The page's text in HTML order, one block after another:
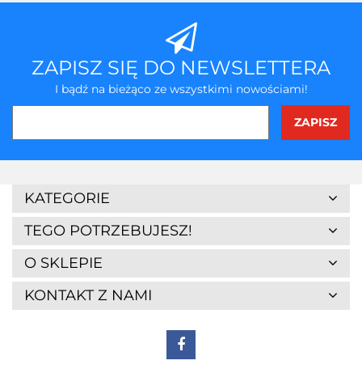
ZAPISZ SIĘ DO NEWSLETTERA
I bądź na bieżąco ze wszystkimi nowościami!
KATEGORIE
TEGO POTRZEBUJESZ!
O SKLEPIE
KONTAKT Z NAMI